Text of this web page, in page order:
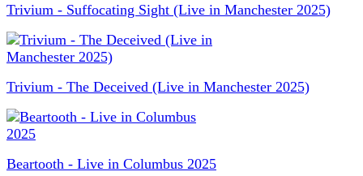
Trivium - Suffocating Sight (Live in Manchester 2025)
Trivium - The Deceived (Live in Manchester 2025)
Beartooth - Live in Columbus 2025